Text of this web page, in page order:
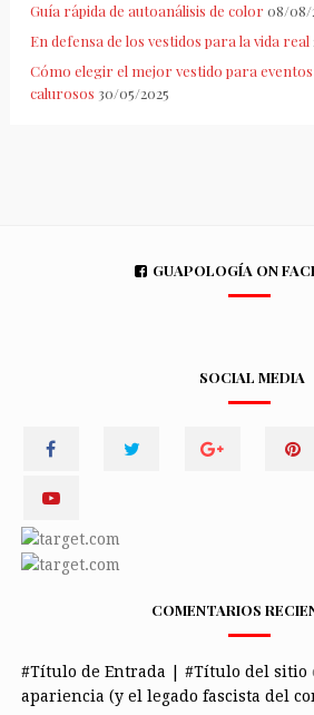
Guía rápida de autoanálisis de color 08/08/
En defensa de los vestidos para la vida real
Cómo elegir el mejor vestido para eventos
calurosos 30/05/2025
GUAPOLOGÍA ON
SOCIAL MEDIA
COMENTARIOS
#Título de Entrada | #Título del sitio
apariencia (y el legado fascista del